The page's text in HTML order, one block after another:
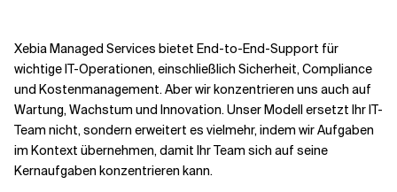
Xebia Managed Services bietet End-to-End-Support für
wichtige IT-Operationen, einschließlich Sicherheit, Compliance
und Kostenmanagement. Aber wir konzentrieren uns auch auf
Wartung, Wachstum und Innovation. Unser Modell ersetzt Ihr IT-
Team nicht, sondern erweitert es vielmehr, indem wir Aufgaben
im Kontext übernehmen, damit Ihr Team sich auf seine
Kernaufgaben konzentrieren kann.